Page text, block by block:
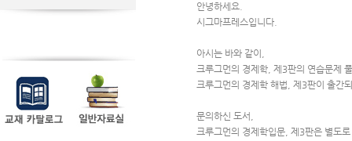
안녕하세요.
시그마프레스입니다.
아시는 바와 같이,
크루그먼의 경제학, 제3판의 연습문제
크루그먼의 경제학 해법, 제3판이 출간
문의하신 도서,
크루그먼의 경제학입문, 제3판은 별도